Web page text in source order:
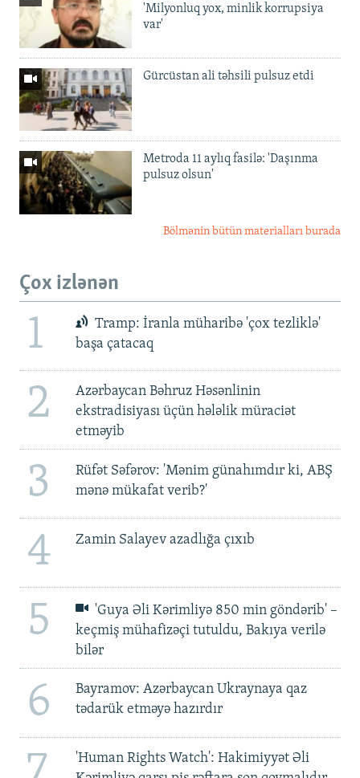
'Milyonluq yox, minlik korrupsiya
var'
Gürcüstan ali təhsili pulsuz etdi
Metroda 11 aylıq fasilə: 'Daşınma
pulsuz olsun'
Bölmənin bütün materialları burada
Çox izlənən
1
Tramp: İranla müharibə 'çox tezliklə'
başa çatacaq
2
Azərbaycan Bəhruz Həsənlinin
ekstradisiyası üçün hələlik müraciət
etməyib
3
Rüfət Səfərov: 'Mənim günahımdır ki, ABŞ
mənə mükafat verib?'
4 Zamin Salayev azadlığa çıxıb
5
'Guya Əli Kərimliyə 850 min göndərib' –
keçmiş mühafizəçi tutuldu, Bakıya verilə
bilər
6
Bayramov: Azərbaycan Ukraynaya qaz
tədarük etməyə hazırdır
'Human Rights Watch': Hakimiyyət Əli